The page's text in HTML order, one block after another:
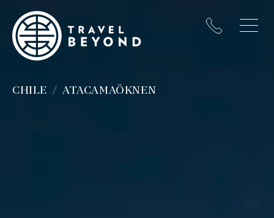
CHILE ATACAMAÖKNEN